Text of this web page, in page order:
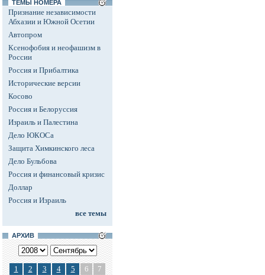
ТЕМЫ НОМЕРА
Признание независимости
Абхазии и Южной Осетии
Автопром
Ксенофобия и неофашизм в
России
Россия и Прибалтика
Исторические версии
Косово
Россия и Белоруссия
Израиль и Палестина
Дело ЮКОСа
Защита Химкинского леса
Дело Бульбова
Россия и финансовый кризис
Доллар
Россия и Израиль
все темы
АРХИВ
1 2 3 4 5 6
7